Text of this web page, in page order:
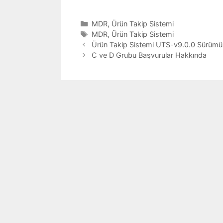
Kategoriler
MDR, Ürün Takip Sistemi
Etiketler
MDR, Ürün Takip Sistemi
Yazı
dolaşımı
Ürün Takip Sistemi UTS-v9.0.0 Sürümü
C ve D Grubu Başvurular Hakkında